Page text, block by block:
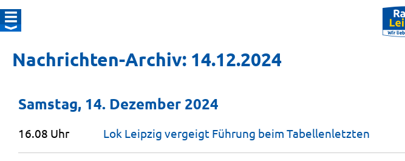
Nachrichten-Archiv: 14.12.2024
Samstag, 14. Dezember 2024
16.08 Uhr Lok Leipzig vergeigt Führung beim Tabellenletzten